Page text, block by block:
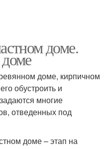
доме.
доме, кирпичном
обустроить и
многие
отведенных под
доме – этап на